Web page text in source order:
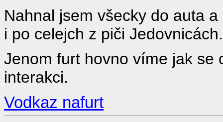
Nahnal jsem všecky do auta
i po celejch z piči Jedovnicách.
Jenom furt hovno víme jak se
interakci.
Vodkaz nafurt